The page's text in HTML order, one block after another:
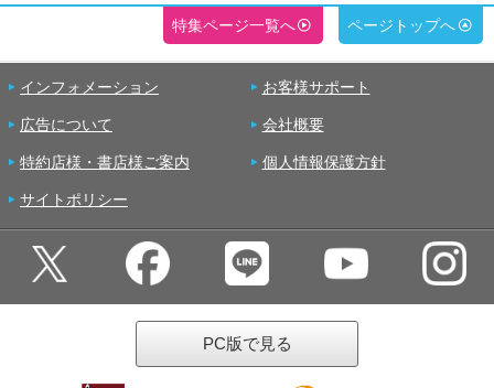
特集ページ一覧へ ページトップへ
インフォメーション お客様サポート
広告について 会社概要
特約店様・書店様ご案内 個人情報保護方針
サイトポリシー
PC版で見る